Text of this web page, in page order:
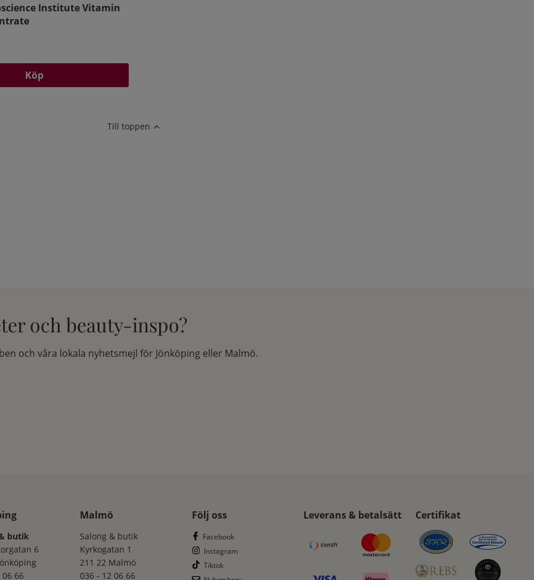
Institute Vitamin
Köp
Till toppen
och beauty-inspo?
och våra lokala nyhetsmejl för Jönköping eller Malmö.
butik
6
06 66
Malmö
Salong & butik
Kyrkogatan 1
211 22 Malmö
036 - 12 06 66
Följ oss
Facebook
Instagram
Tiktok
Leverans & betalsätt Certifikat